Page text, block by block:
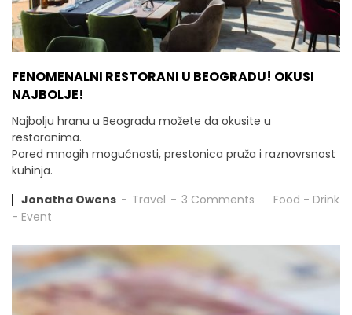
FENOMENALNI RESTORANI U BEOGRADU! OKUSI
NAJBOLJE!
Najbolju hranu u Beogradu možete da okusite u
restoranima.
Pored mnogih mogućnosti, prestonica pruža i raznovrsnost
kuhinja.
Jonatha Owens
Travel 3 Comments Food - Drink
- Event